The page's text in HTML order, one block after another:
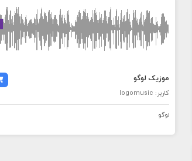
MEDIA_ELEMENT_ERROR: Empty src attribute
موزیک لوگو
کاربر: logomusic
لوگو